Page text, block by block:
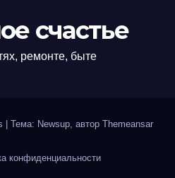
счастье
ремонте, быте
| Тема: Newsup, автор Themeansar
конфиденциальности